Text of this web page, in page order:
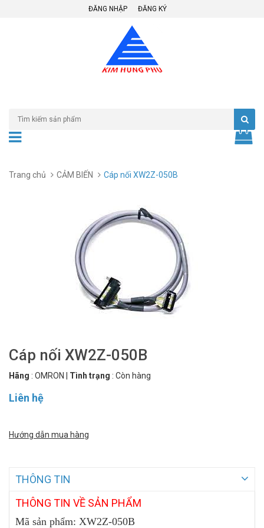
ĐĂNG NHẬP ĐĂNG KÝ
Trang chủ CẢM BIẾN Cáp nối XW2Z-050B
Cáp nối XW2Z-050B
Hãng : OMRON Tình trạng : Còn hàng
Liên hệ
Hướng dẫn mua hàng
THÔNG TIN
THÔNG TIN VỀ SẢN PHẨM
Mã sản phẩm: XW2Z-050B